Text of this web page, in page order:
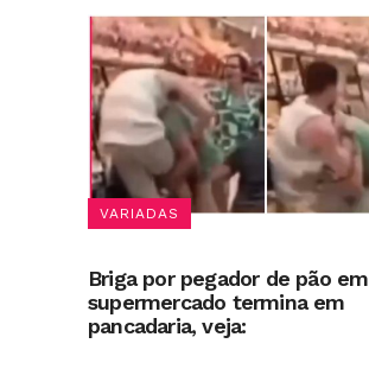
VARIADAS
Briga por pegador de pão em
supermercado termina em
pancadaria, veja: